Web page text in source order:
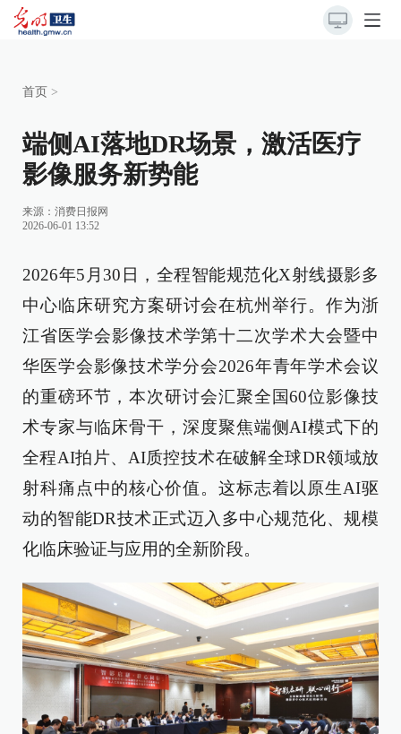
首页 >
端侧AI落地DR场景，激活医疗
影像服务新势能
来源：消费日报网
2026-06-01 13:52
2026年5月30日，全程智能规范化X射线摄影多
中心临床研究方案研讨会在杭州举行。作为浙
江省医学会影像技术学第十二次学术大会暨中
华医学会影像技术学分会2026年青年学术会议
的重磅环节，本次研讨会汇聚全国60位影像技
术专家与临床骨干，深度聚焦端侧AI模式下的
全程AI拍片、AI质控技术在破解全球DR领域放
射科痛点中的核心价值。这标志着以原生AI驱
动的智能DR技术正式迈入多中心规范化、规模
化临床验证与应用的全新阶段。